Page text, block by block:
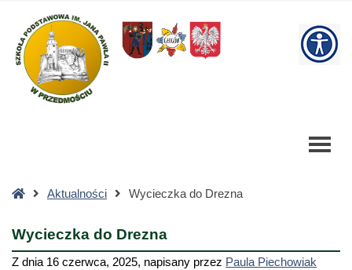
Drezna
Szkoła
Podstawowa
StronaAktualności Wycieczka do Drezna
Wycieczka do Drezna
Z dnia 16 czerwca, 2025, napisany przez Paula Piechowiak